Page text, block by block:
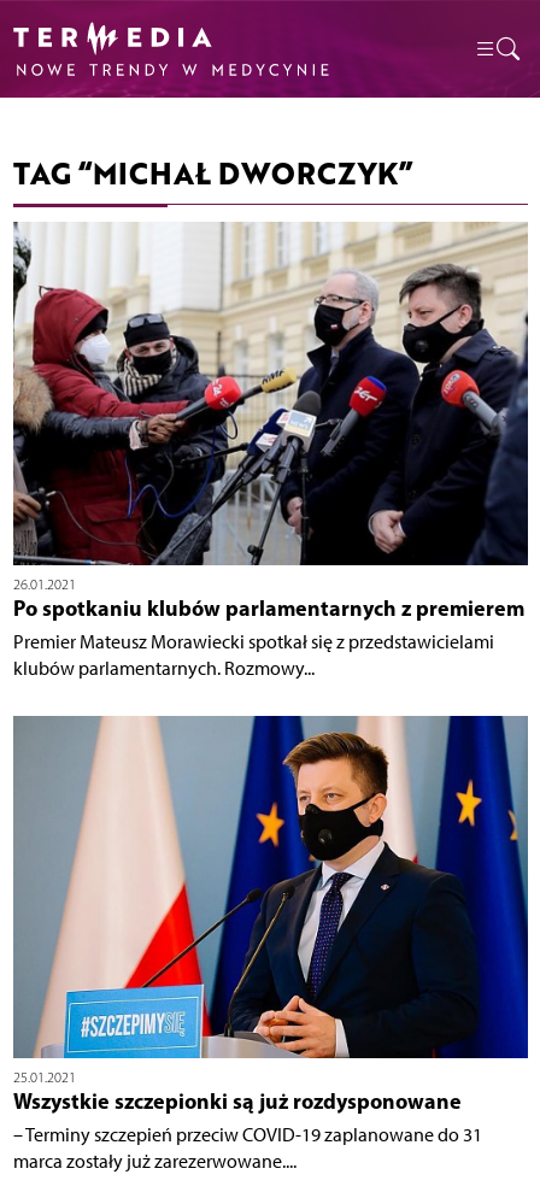
TAG “MICHAŁ DWORCZYK”
26.01.2021
Po spotkaniu klubów parlamentarnych z premierem
Premier Mateusz Morawiecki spotkał się z przedstawicielami
klubów parlamentarnych. Rozmowy...
25.01.2021
Wszystkie szczepionki są już rozdysponowane
– Terminy szczepień przeciw COVID-19 zaplanowane do 31
marca zostały już zarezerwowane....